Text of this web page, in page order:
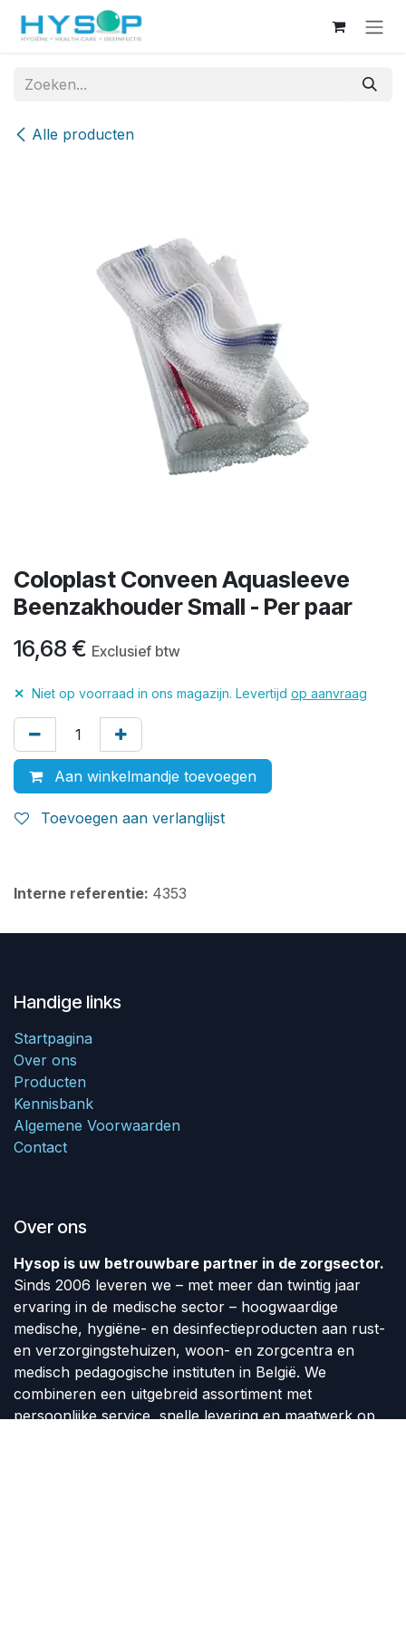
Overslaan naar inhoud
Alle producten
Coloplast Conveen Aquasleeve
Beenzakhouder Small - Per paar
16,68 € Exclusief btw
✕ Niet op voorraad in ons magazijn. Levertijd op aanvraag
Aan winkelmandje toevoegen
Toevoegen aan verlanglijst
Interne referentie: 4353
Handige links
Startpagina
Over ons
Producten
Kennisbank
Algemene Voorwaarden
Contact
Over ons
Hysop is uw betrouwbare partner in de zorgsector.
Sinds 2006 leveren we – met meer dan twintig jaar
ervaring in de medische sector – hoogwaardige
medische, hygiëne- en desinfectieproducten aan rust-
en verzorgingstehuizen, woon- en zorgcentra en
medisch pedagogische instituten in België. We
combineren een uitgebreid assortiment met
persoonlijke service, snelle levering en maatwerk op